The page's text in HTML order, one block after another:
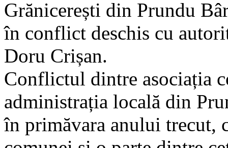
Grănicerești din Prundu
în conflict deschis cu
Doru Crișan.
Conflictul dintre asociația
administrația locală din
în primăvara anului trecut,